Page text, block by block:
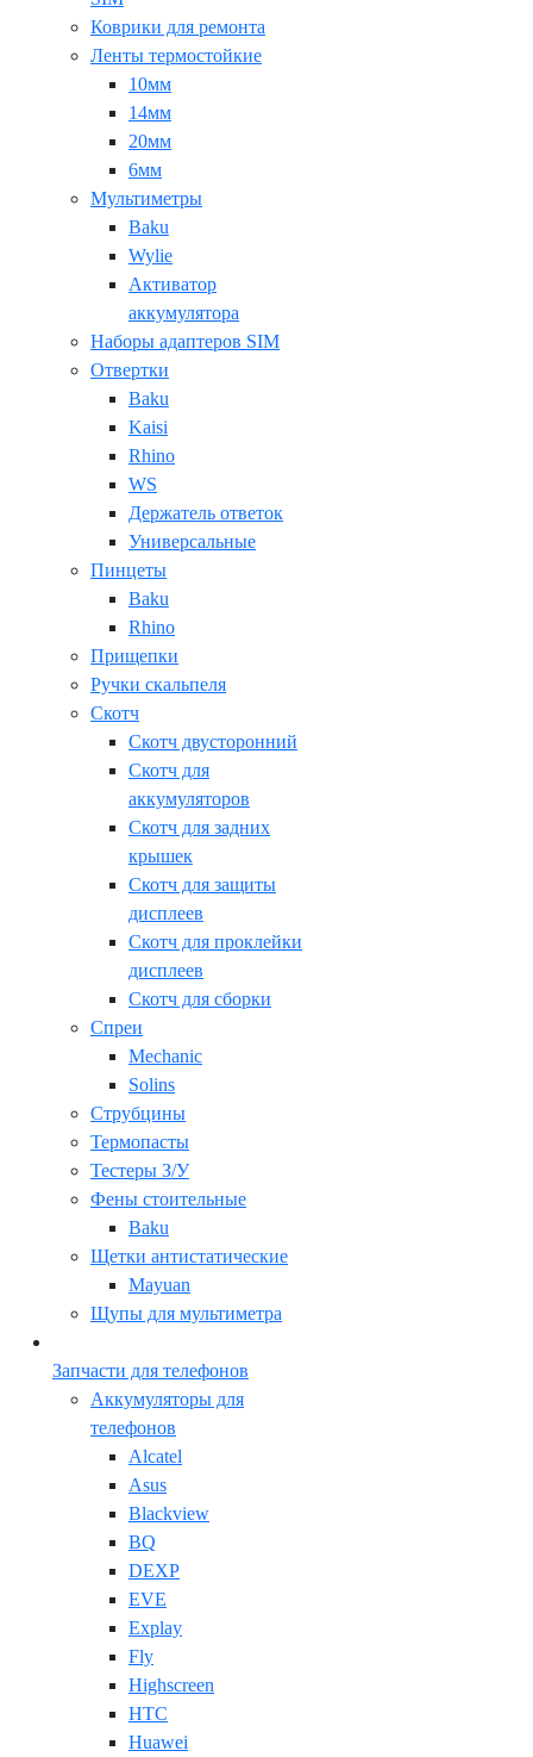
Коврики для ремонта
Ленты термостойкие
10мм
14мм
20мм
6мм
Мультиметры
Baku
Wylie
Активатор
аккумулятора
Наборы адаптеров SIM
Отвертки
Baku
Kaisi
Rhino
WS
Держатель ответок
Универсальные
Пинцеты
Baku
Rhino
Прищепки
Ручки скальпеля
Скотч
Скотч двусторонний
Скотч для
аккумуляторов
Скотч для задних
крышек
Скотч для защиты
дисплеев
Скотч для проклейки
дисплеев
Скотч для сборки
Спреи
Mechanic
Solins
Струбцины
Термопасты
Тестеры З/У
Фены стоительные
Baku
Щетки антистатические
Mayuan
Щупы для мультиметра
Запчасти для телефонов
Аккумуляторы для
телефонов
Alcatel
Asus
Blackview
BQ
DEXP
EVE
Explay
Fly
Highscreen
HTC
Huawei